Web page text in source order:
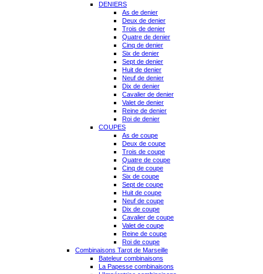
DENIERS
As de denier
Deux de denier
Trois de denier
Quatre de denier
Cinq de denier
Six de denier
Sept de denier
Huit de denier
Neuf de denier
Dix de denier
Cavalier de denier
Valet de denier
Reine de denier
Roi de denier
COUPES
As de coupe
Deux de coupe
Trois de coupe
Quatre de coupe
Cinq de coupe
Six de coupe
Sept de coupe
Huit de coupe
Neuf de coupe
Dix de coupe
Cavalier de coupe
Valet de coupe
Reine de coupe
Roi de coupe
Combinaisons Tarot de Marseille
Bateleur combinaisons
La Papesse combinaisons